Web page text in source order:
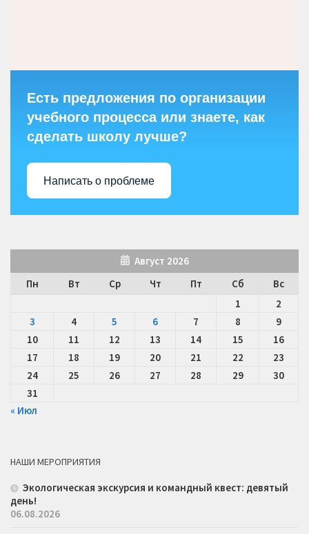
Есть предложения по организации
учебного процесса или знаете, как
сделать школу лучше?
Написать о проблеме
Август 2026
Пн
Вт Ср Чт Пт Сб
Вс
1
2
3
4 5 6 7 8
9
10
11 12 13 14 15
16
17
18 19 20 21 22
23
24
25 26 27 28 29
30
31
« Июл
НАШИ МЕРОПРИЯТИЯ
Экологическая экскурсия и командный квест: девятый
день!
06.08.2026